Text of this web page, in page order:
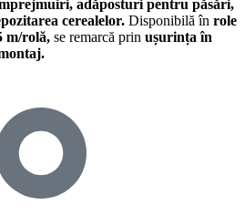
adăposturi pentru păsări,
cerealelor. Disponibilă în role
m/rolă, se remarcă prin ușurința în